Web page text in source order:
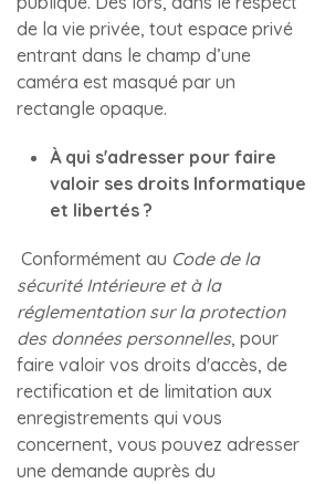
de la vie privée, tout espace privé
entrant dans le champ d’une
caméra est masqué par un
rectangle opaque.
À qui s'adresser pour faire
valoir ses droits Informatique
et libertés ?
Conformément au Code de la
sécurité Intérieure et à la
réglementation sur la protection
des données personnelles, pour
faire valoir vos droits d'accès, de
rectification et de limitation aux
enregistrements qui vous
concernent, vous pouvez adresser
une demande auprès du